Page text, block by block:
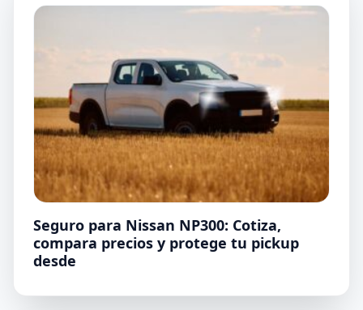
Seguro para Nissan NP300: Cotiza,
compara precios y protege tu pickup
desde